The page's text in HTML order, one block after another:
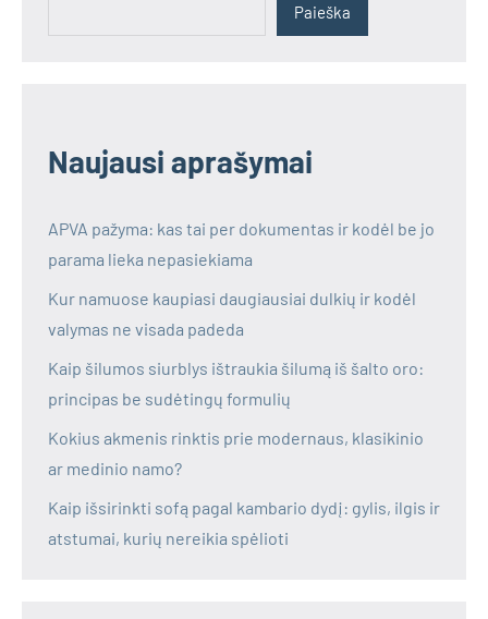
Paieška
Naujausi aprašymai
APVA pažyma: kas tai per dokumentas ir kodėl be jo
parama lieka nepasiekiama
Kur namuose kaupiasi daugiausiai dulkių ir kodėl
valymas ne visada padeda
Kaip šilumos siurblys ištraukia šilumą iš šalto oro:
principas be sudėtingų formulių
Kokius akmenis rinktis prie modernaus, klasikinio
ar medinio namo?
Kaip išsirinkti sofą pagal kambario dydį: gylis, ilgis ir
atstumai, kurių nereikia spėlioti